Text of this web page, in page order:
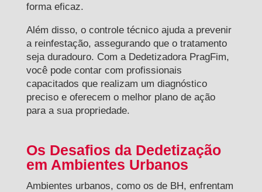
forma eficaz.
Além disso, o controle técnico ajuda a prevenir
a reinfestação, assegurando que o tratamento
seja duradouro. Com a Dedetizadora PragFim,
você pode contar com profissionais
capacitados que realizam um diagnóstico
preciso e oferecem o melhor plano de ação
para a sua propriedade.
Os Desafios da Dedetização
em Ambientes Urbanos
Ambientes urbanos, como os de BH, enfrentam